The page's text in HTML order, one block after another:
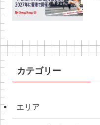
カテゴリー
エリア